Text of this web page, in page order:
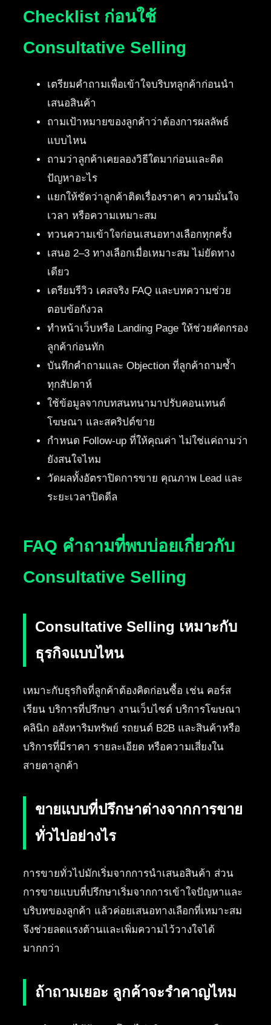
Checklist ก่อนใช้
Consultative Selling
เตรียมคำถามเพื่อเข้าใจบริบทลูกค้าก่อนนำ
เสนอสินค้า
ถามเป้าหมายของลูกค้าว่าต้องการผลลัพธ์
แบบไหน
ถามว่าลูกค้าเคยลองวิธีใดมาก่อนและติด
ปัญหาอะไร
แยกให้ชัดว่าลูกค้าติดเรื่องราคา ความมั่นใจ
เวลา หรือความเหมาะสม
ทวนความเข้าใจก่อนเสนอทางเลือกทุกครั้ง
เสนอ 2–3 ทางเลือกเมื่อเหมาะสม ไม่ยัดทาง
เดียว
เตรียมรีวิว เคสจริง FAQ และบทความช่วย
ตอบข้อกังวล
ทำหน้าเว็บหรือ Landing Page ให้ช่วยคัดกรอง
ลูกค้าก่อนทัก
บันทึกคำถามและ Objection ที่ลูกค้าถามซ้ำ
ทุกสัปดาห์
ใช้ข้อมูลจากบทสนทนามาปรับคอนเทนต์
โฆษณา และสคริปต์ขาย
กำหนด Follow-up ที่ให้คุณค่า ไม่ใช่แค่ถามว่า
ยังสนใจไหม
วัดผลทั้งอัตราปิดการขาย คุณภาพ Lead และ
ระยะเวลาปิดดีล
FAQ คำถามที่พบบ่อยเกี่ยวกับ
Consultative Selling
Consultative Selling เหมาะกับ
ธุรกิจแบบไหน
เหมาะกับธุรกิจที่ลูกค้าต้องคิดก่อนซื้อ เช่น คอร์ส
เรียน บริการที่ปรึกษา งานเว็บไซต์ บริการโฆษณา
คลินิก อสังหาริมทรัพย์ รถยนต์ B2B และสินค้าหรือ
บริการที่มีราคา รายละเอียด หรือความเสี่ยงใน
สายตาลูกค้า
ขายแบบที่ปรึกษาต่างจากการขาย
ทั่วไปอย่างไร
การขายทั่วไปมักเริ่มจากการนำเสนอสินค้า ส่วน
การขายแบบที่ปรึกษาเริ่มจากการเข้าใจปัญหาและ
บริบทของลูกค้า แล้วค่อยเสนอทางเลือกที่เหมาะสม
จึงช่วยลดแรงต้านและเพิ่มความไว้วางใจได้
มากกว่า
ถ้าถามเยอะ ลูกค้าจะรำคาญไหม